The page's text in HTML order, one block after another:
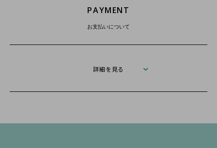
PAYMENT
お支払いについて
詳細を見る